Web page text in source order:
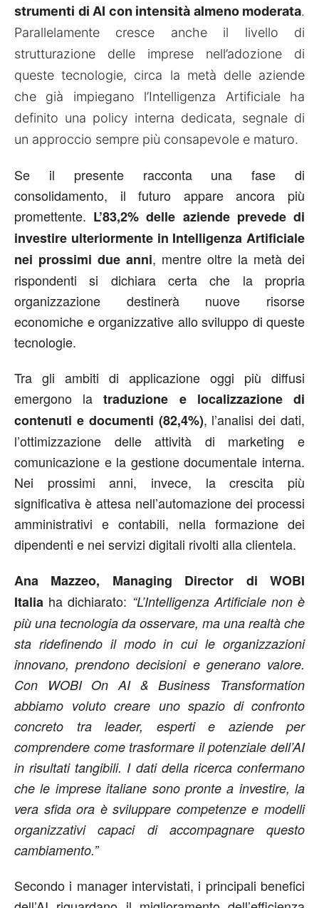
strumenti di AI con intensità almeno moderata.
Parallelamente cresce anche il livello di
strutturazione delle imprese nell’adozione di
queste tecnologie, circa la metà delle aziende
che già impiegano l’Intelligenza Artificiale ha
definito una policy interna dedicata, segnale di
un approccio sempre più consapevole e maturo.
Se il presente racconta una fase di
consolidamento, il futuro appare ancora più
promettente. L’83,2% delle aziende prevede di
investire ulteriormente in Intelligenza Artificiale
nei prossimi due anni, mentre oltre la metà dei
rispondenti si dichiara certa che la propria
organizzazione destinerà nuove risorse
economiche e organizzative allo sviluppo di queste
tecnologie.
Tra gli ambiti di applicazione oggi più diffusi
emergono latraduzione e localizzazione di
contenuti e documenti (82,4%), l’analisi dei dati,
l’ottimizzazione delle attività di marketing e
comunicazione e la gestione documentale interna.
Nei prossimi anni, invece, la crescita più
significativa è attesa nell’automazione dei processi
amministrativi e contabili, nella formazione dei
dipendenti e nei servizi digitali rivolti alla clientela.
Ana Mazzeo, Managing Director di WOBI
Italia ha dichiarato: “L’Intelligenza Artificiale non è
più una tecnologia da osservare, ma una realtà che
sta ridefinendo il modo in cui le organizzazioni
innovano, prendono decisioni e generano valore.
Con WOBI On AI & Business Transformation
abbiamo voluto creare uno spazio di confronto
concreto tra leader, esperti e aziende per
comprendere come trasformare il potenziale dell’AI
in risultati tangibili. I dati della ricerca confermano
che le imprese italiane sono pronte a investire, la
vera sfida ora è sviluppare competenze e modelli
organizzativi capaci di accompagnare questo
cambiamento.”
Secondo i manager intervistati, i principali benefici